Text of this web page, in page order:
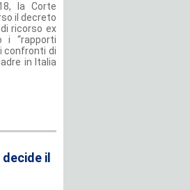
la Corte
il decreto
ricorso ex
i “rapporti
confronti di
in Italia
il